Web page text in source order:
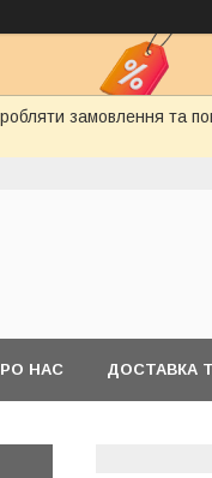
замовлення та
НАС ДОСТАВКА